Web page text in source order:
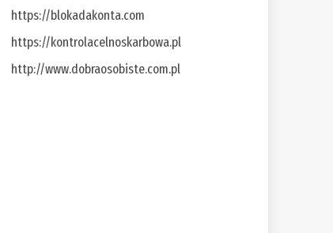
https://blokadakonta.com
https://kontrolacelnoskarbowa.pl
http://www.dobraosobiste.com.pl